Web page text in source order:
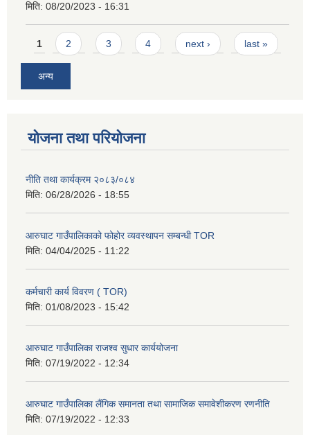
मिति: 08/20/2023 - 16:31
Pages
1 2 3 4 next › last »
अन्य
योजना तथा परियोजना
नीति तथा कार्यक्रम २०८३/०८४
मिति: 06/28/2026 - 18:55
आरुघाट गाउँपालिकाको फोहोर व्यवस्थापन सम्बन्धी TOR
मिति: 04/04/2025 - 11:22
कर्मचारी कार्य विवरण ( TOR)
मिति: 01/08/2023 - 15:42
आरुघाट गाउँपालिका राजश्व सुधार कार्ययोजना
मिति: 07/19/2022 - 12:34
आरुघाट गाउँपालिका लैंगिक समानता तथा सामाजिक समावेशीकरण रणनीति
मिति: 07/19/2022 - 12:33